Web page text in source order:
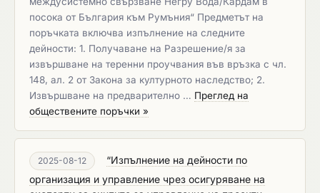
посока от България към Румъния“ Предметът на
поръчката включва изпълнение на следните
дейности: 1. Получаване на Разрешение/я за
извършване на теренни проучвания във връзка с чл.
148, ал. 2 от Закона за културното наследство; 2.
Извършване на предварително … Преглед на
обществените поръчки »
2025-08-12
“Изпълнение на дейности по
организация и управление чрез осигуряване на